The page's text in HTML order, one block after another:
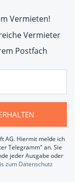
Vermieten!
Vermieter
Postfach
AG. Hiermit melde ich
Telegramm" an. Sie
jeder Ausgabe oder
zum Datenschutz